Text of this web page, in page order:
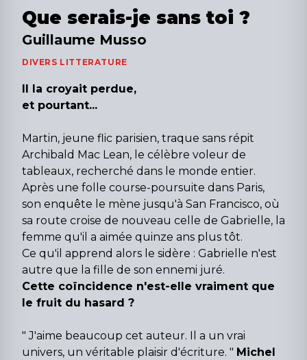
Que serais-je sans toi ?
Guillaume Musso
DIVERS LITTERATURE
Il la croyait perdue,
et pourtant...
Martin, jeune flic parisien, traque sans répit
Archibald Mac Lean, le célèbre voleur de
tableaux, recherché dans le monde entier.
Après une folle course-poursuite dans Paris,
son enquête le mène jusqu'à San Francisco, où
sa route croise de nouveau celle de Gabrielle, la
femme qu'il a aimée quinze ans plus tôt.
Ce qu'il apprend alors le sidère : Gabrielle n'est
autre que la fille de son ennemi juré.
Cette coïncidence n'est-elle vraiment que
le fruit du hasard ?
" J'aime beaucoup cet auteur. Il a un vrai
univers, un véritable plaisir d'écriture. " Michel